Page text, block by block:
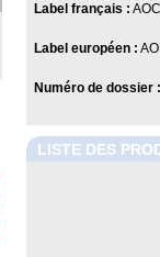
Label français : AOC
Label européen :
Numéro de dossier :
LISTE DES